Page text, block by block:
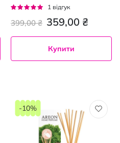
Рейтинг:
1 відгук
359,00 ₴
399,00 ₴
Купити
-10%